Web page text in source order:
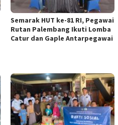
Semarak HUT ke-81 RI, Pegawai
Rutan Palembang Ikuti Lomba
Catur dan Gaple Antarpegawai